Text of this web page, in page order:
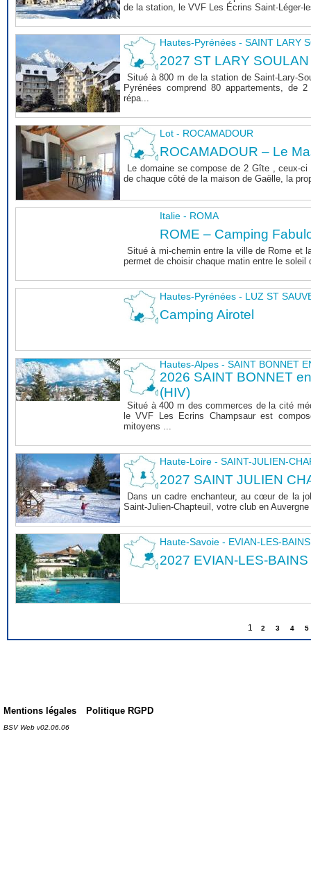
de la station, le VVF Les Écrins Saint-Léger-
Hautes-Pyrénées - SAINT LARY
2027 ST LARY SOULAN
Situé à 800 m de la station de Saint-Lary-
Pyrénées comprend 80 appartements, de
répa...
Lot - ROCAMADOUR
ROCAMADOUR – Le
Le domaine se compose de 2 Gîte , ceux-
de chaque côté de la maison de Gaëlle, la
Italie - ROMA
ROME – Camping
Situé à mi-chemin entre la ville de Rome et
permet de choisir chaque matin entre le soleil
Hautes-Pyrénées - LUZ ST
Camping Airotel
Hautes-Alpes - SAINT BONNET
2026 SAINT BONNET
(HIV)
Situé à 400 m des commerces de la cité
le VVF Les Ecrins Champsaur est
mitoyens ...
Haute-Loire - SAINT-JULIEN-
2027 SAINT JULIEN
Dans un cadre enchanteur, au cœur de la
Saint-Julien-Chapteuil, votre club en
Haute-Savoie - EVIAN-LES-BAINS
2027 EVIAN-LES-BAINS
1 2 3 4 5
Mentions légales Politique RGPD
BSV Web v02.06.06